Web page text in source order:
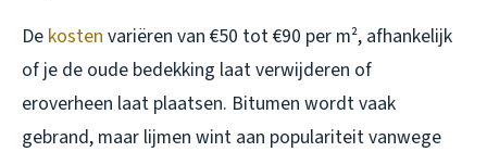
De kosten variëren van €50 tot €90 per m², afhankelijk
of je de oude bedekking laat verwijderen of
eroverheen laat plaatsen. Bitumen wordt vaak
gebrand, maar lijmen wint aan populariteit vanwege